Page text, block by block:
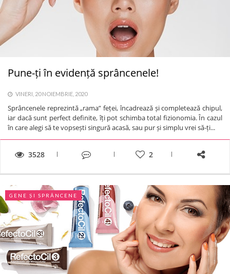
Pune-ți în evidență sprâncenele!
VINERI, 20 NOIEMBRIE, 2020
Sprâncenele reprezintă „rama” feței, încadrează și completează chipul,
iar dacă sunt perfect definite, îți pot schimba total fizionomia. În cazul
în care alegi să te vopsești singură acasă, sau pur și simplu vrei să-ți...
3528 2
GENE ȘI SPRÂNCENE